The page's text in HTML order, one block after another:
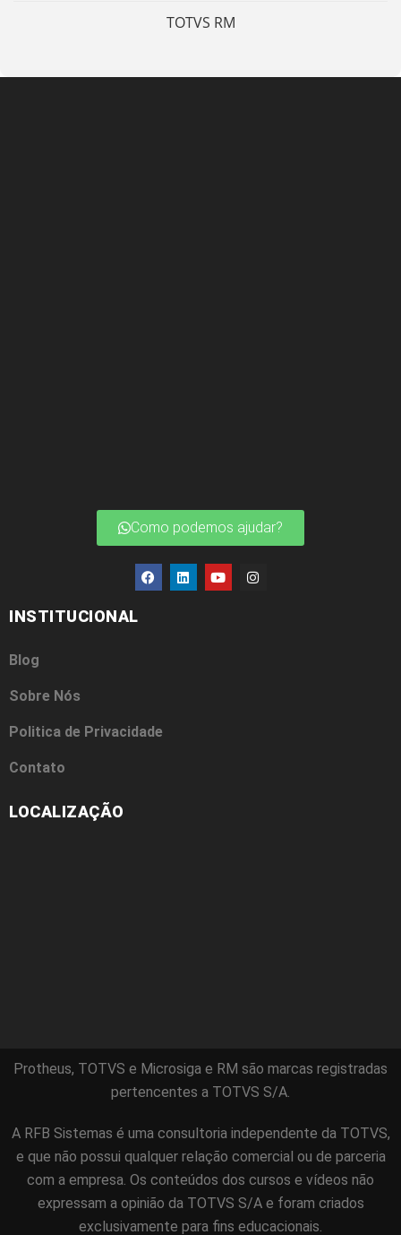
TOTVS RM
Como podemos ajudar?
INSTITUCIONAL
Blog
Sobre Nós
Politica de Privacidade
Contato
LOCALIZAÇÃO
Protheus, TOTVS e Microsiga e RM são marcas registradas
pertencentes a TOTVS S/A.
A RFB Sistemas é uma consultoria independente da TOTVS,
e que não possui qualquer relação comercial ou de parceria
com a empresa. Os conteúdos dos cursos e vídeos não
expressam a opinião da TOTVS S/A e foram criados
exclusivamente para fins educacionais.